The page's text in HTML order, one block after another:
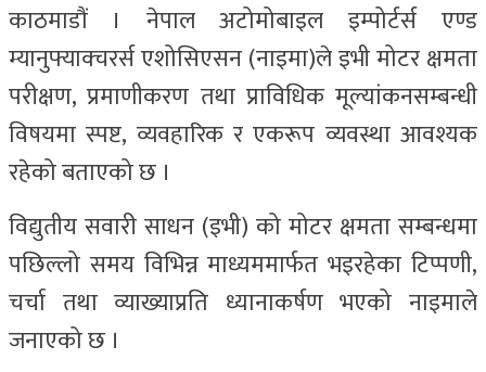
काठमाडौं । नेपाल अटोमोबाइल इम्पोर्टर्स एण्ड
म्यानुफ्याक्चरर्स एशोसिएसन (नाइमा)ले इभी मोटर क्षमता
परीक्षण, प्रमाणीकरण तथा प्राविधिक मूल्यांकनसम्बन्धी
विषयमा स्पष्ट, व्यवहारिक र एकरूप व्यवस्था आवश्यक
रहेको बताएको छ ।
विद्युतीय सवारी साधन (इभी) को मोटर क्षमता सम्बन्धमा
पछिल्लो समय विभिन्न माध्यममार्फत भइरहेका टिप्पणी,
चर्चा तथा व्याख्याप्रति ध्यानाकर्षण भएको नाइमाले
जनाएको छ ।